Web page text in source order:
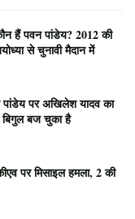
हैं पवन पांडेय? 2012 की
से चुनावी मैदान में
पर अखिलेश यादव का
बिगुल बज चुका है
पर मिसाइल हमला, 2 की